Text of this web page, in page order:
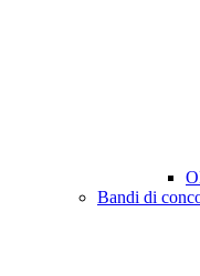
Bandi di